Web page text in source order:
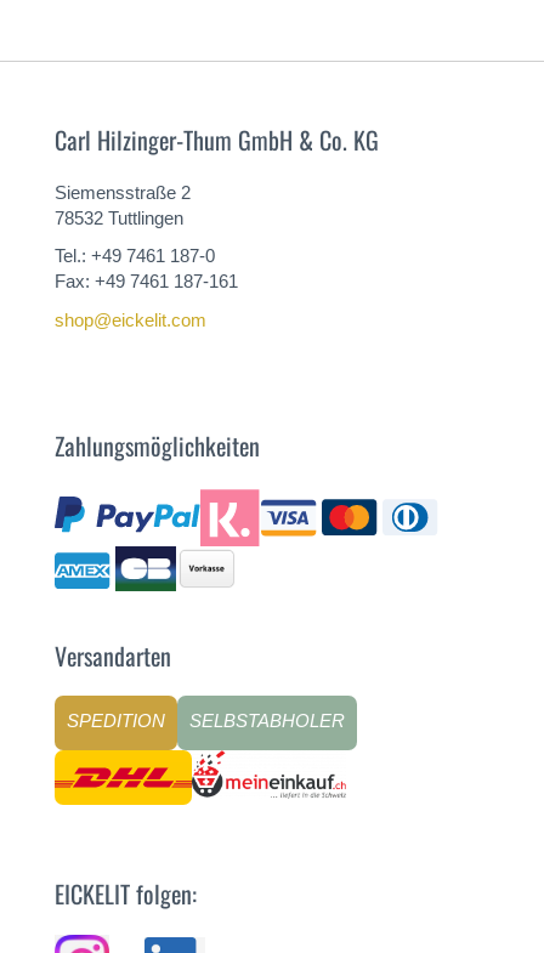
Carl Hilzinger-Thum GmbH & Co. KG
Siemensstraße 2
78532 Tuttlingen
Tel.: +49 7461 187-0
Fax: +49 7461 187-161
shop@eickelit.com
Zahlungsmöglichkeiten
Versandarten
SPEDITION SELBSTABHOLER
EICKELIT folgen: